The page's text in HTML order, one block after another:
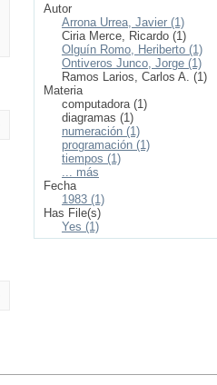
Autor
Arrona Urrea, Javier (1)
Ciria Merce, Ricardo (1)
Olguín Romo, Heriberto (1)
Ontiveros Junco, Jorge (1)
Ramos Larios, Carlos A. (1)
Materia
computadora (1)
diagramas (1)
numeración (1)
programación (1)
tiempos (1)
... más
Fecha
1983 (1)
Has File(s)
Yes (1)